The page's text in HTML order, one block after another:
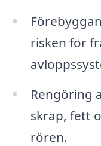
risken för
Rengöring
skräp, fett
rören.